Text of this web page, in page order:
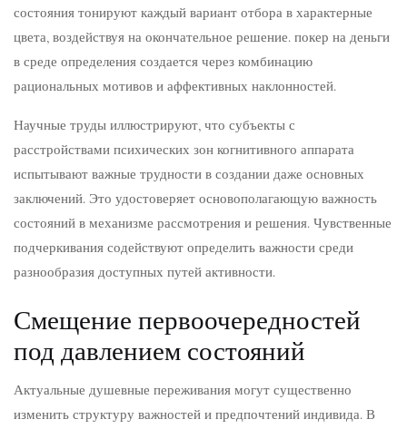
состояния тонируют каждый вариант отбора в характерные
цвета, воздействуя на окончательное решение. покер на деньги
в среде определения создается через комбинацию
рациональных мотивов и аффективных наклонностей.
Научные труды иллюстрируют, что субъекты с
расстройствами психических зон когнитивного аппарата
испытывают важные трудности в создании даже основных
заключений. Это удостоверяет основополагающую важность
состояний в механизме рассмотрения и решения. Чувственные
подчеркивания содействуют определить важности среди
разнообразия доступных путей активности.
Смещение первоочередностей
под давлением состояний
Актуальные душевные переживания могут существенно
изменить структуру важностей и предпочтений индивида. В